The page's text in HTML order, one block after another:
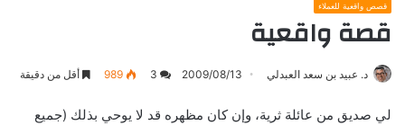
قصص واقعية للعملاء
قصة واقعية
د. عبيد بن سعد العبدلي 2009/08/13
3
989 أقل من دقيقة
لي صديق من عائلة ثرية، وإن كان مظهره قد لا يوحي بذلك (جميع